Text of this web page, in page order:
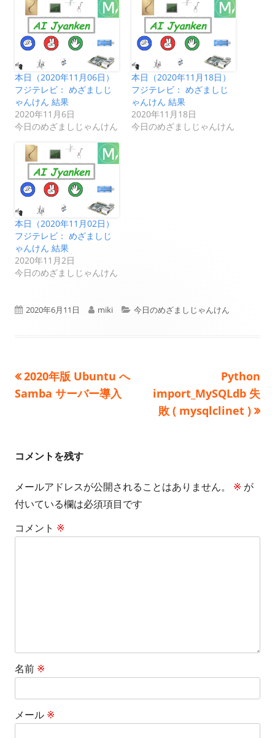
本日（2020年11月06日）
フジテレビ： めざましじ
ゃんけん 結果
2020年11月6日
今日のめざましじゃんけん
本日（2020年11月18日）
フジテレビ： めざましじ
ゃんけん 結果
2020年11月18日
今日のめざましじゃんけん
本日（2020年11月02日）
フジテレビ： めざましじ
ゃんけん 結果
2020年11月2日
今日のめざましじゃんけん
公
2020年6月11日
作
miki
カ
今日のめざましじゃんけん
投
ビ
ゲ
ー
シ
前
の
2020年版 Ubuntu へ
Samba サーバー導入
次
の
記
Python
import_MySQLdb 失
敗 ( mysqlclinet )
コメントを残す
メールアドレスが公開されることはありません。 ※ が
付いている欄は必須項目です
コメント ※
名前 ※
メール ※